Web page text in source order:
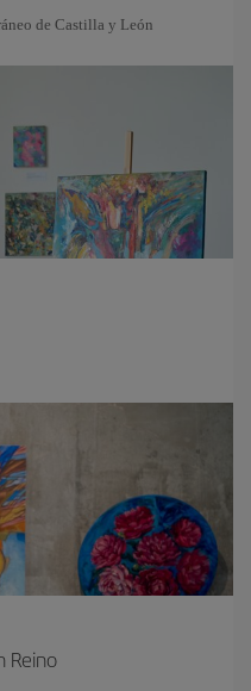
de Castilla y León
Reino